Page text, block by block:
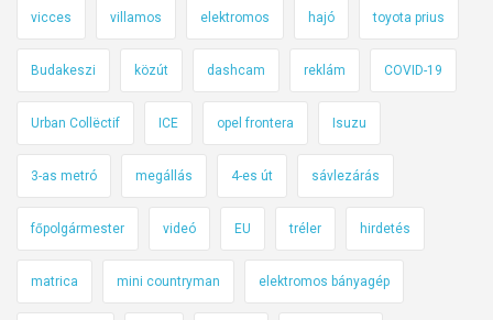
n
b
s
o
l
t
a
t
vicces villamos elektromos hajó toyota prius
Budakeszi közút dashcam reklám COVID-19
Urban Collëctif ICE opel frontera Isuzu
3-as metró megállás 4-es út sávlezárás
főpolgármester videó EU tréler hirdetés
matrica mini countryman elektromos bányagép